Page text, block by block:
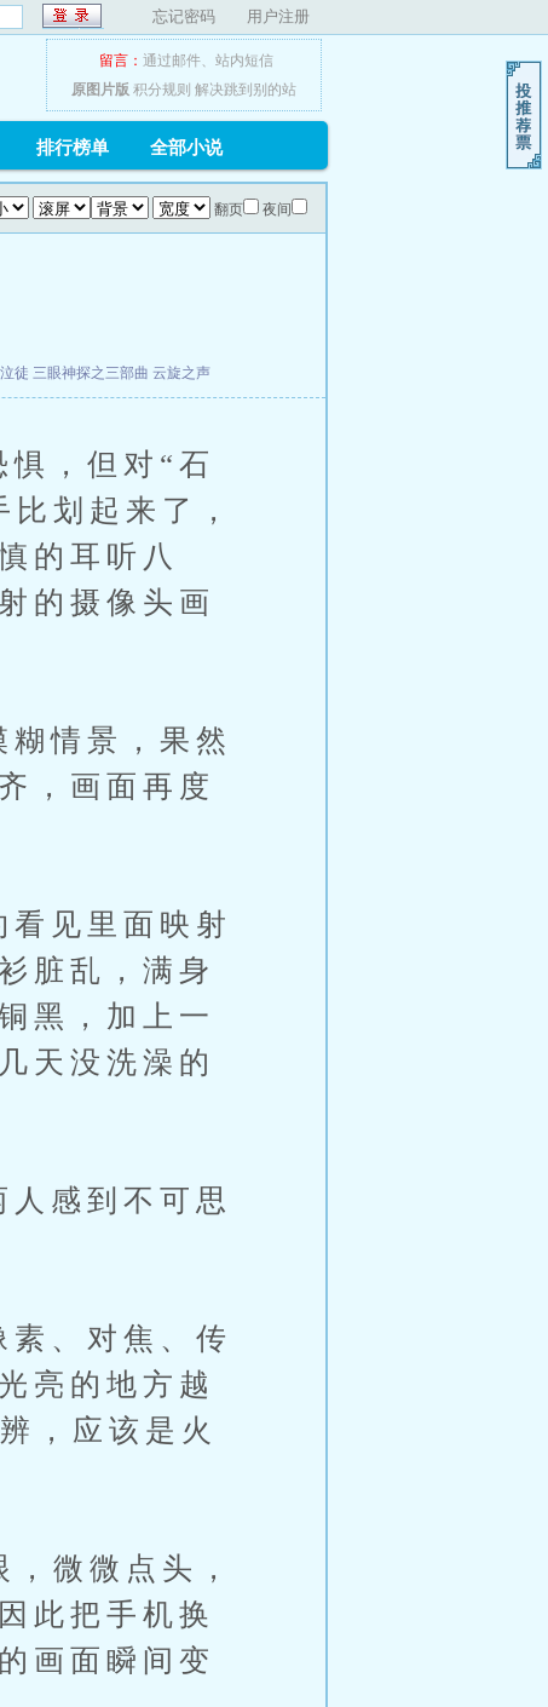
忘记密码 用户注册
留言： 通过邮件、 站内短信
原图片版 积分规则 解决跳到别的站
排行榜单 全部小说
翻页 夜间
泣徒 三眼神探之三部曲 云旋之声
，但对“石
划起来了，
的耳听八
的摄像头画
情景，果然
，画面再度
见里面映射
脏乱，满身
黑，加上一
天没洗澡的
感到不可思
、对焦、传
亮的地方越
，应该是火
微微点头，
此把手机换
画面瞬间变